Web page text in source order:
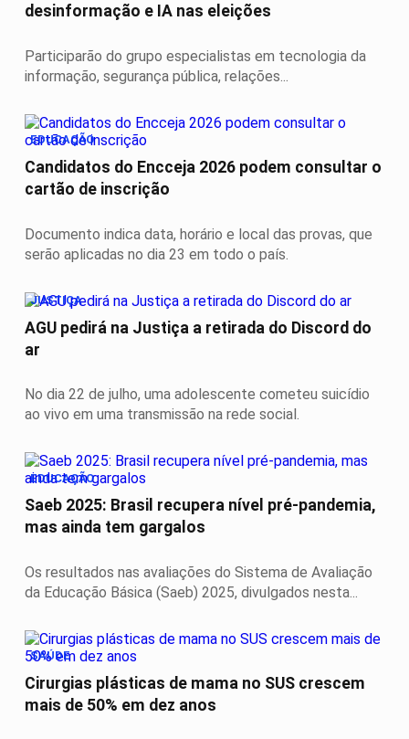
desinformação e IA nas eleições
Participarão do grupo especialistas em tecnologia da
informação, segurança pública, relações...
EDUCAÇÃO
Candidatos do Encceja 2026 podem consultar o
cartão de inscrição
Documento indica data, horário e local das provas, que
serão aplicadas no dia 23 em todo o país.
JUSTIÇA
AGU pedirá na Justiça a retirada do Discord do
ar
No dia 22 de julho, uma adolescente cometeu suicídio
ao vivo em uma transmissão na rede social.
EDUCAÇÃO
Saeb 2025: Brasil recupera nível pré-pandemia,
mas ainda tem gargalos
Os resultados nas avaliações do Sistema de Avaliação
da Educação Básica (Saeb) 2025, divulgados nesta...
SAÚDE
Cirurgias plásticas de mama no SUS crescem
mais de 50% em dez anos